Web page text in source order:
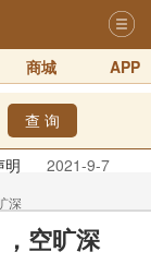
商城 APP
查 询
明
2021-9-7
服系统开通，欢迎
深
空旷深